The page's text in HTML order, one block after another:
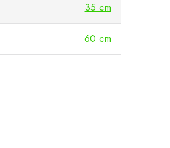
35 cm
60 cm